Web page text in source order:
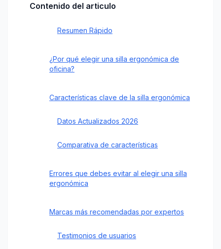
Contenido del articulo
Resumen Rápido
¿Por qué elegir una silla ergonómica de
oficina?
Características clave de la silla ergonómica
Datos Actualizados 2026
Comparativa de características
Errores que debes evitar al elegir una silla
ergonómica
Marcas más recomendadas por expertos
Testimonios de usuarios